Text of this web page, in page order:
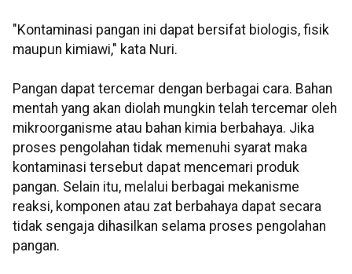
"Kontaminasi pangan ini dapat bersifat biologis, fisik
maupun kimiawi," kata Nuri.
Pangan dapat tercemar dengan berbagai cara. Bahan
mentah yang akan diolah mungkin telah tercemar oleh
mikroorganisme atau bahan kimia berbahaya. Jika
proses pengolahan tidak memenuhi syarat maka
kontaminasi tersebut dapat mencemari produk
pangan. Selain itu, melalui berbagai mekanisme
reaksi, komponen atau zat berbahaya dapat secara
tidak sengaja dihasilkan selama proses pengolahan
pangan.